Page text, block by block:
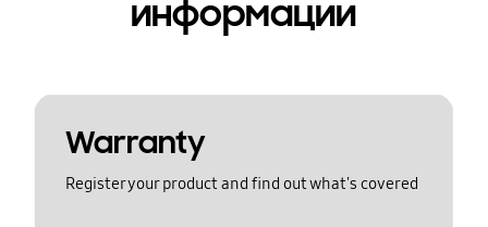
информации
Warranty
Register your product and find out what's covered